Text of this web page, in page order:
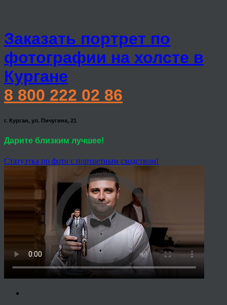
Заказать портрет по
фотографии на холсте в
Кургане
8 800 222 02 86
г. Курган, ул. Пичугина, 21
Дарите близким лучшее!
Статуэтка по фото с портретным сходством!